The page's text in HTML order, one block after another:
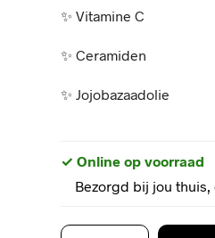
✨ Vitamine C
✨ Ceramiden
✨ Jojobazaadolie
✓ Online op voorraad
Bezorgd bij jou thuis,